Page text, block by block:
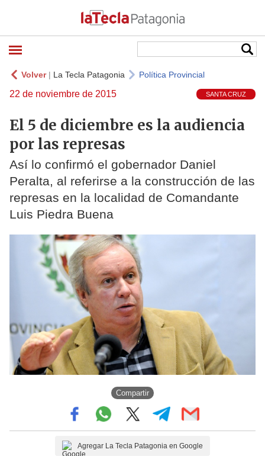
Volver| La Tecla Patagonia Política Provincial
22 de noviembre de 2015 SANTA CRUZ
El 5 de diciembre es la audiencia
por las represas
Así lo confirmó el gobernador Daniel
Peralta, al referirse a la construcción de las
represas en la localidad de Comandante
Luis Piedra Buena
Compartir
Agregar La Tecla Patagonia en Google